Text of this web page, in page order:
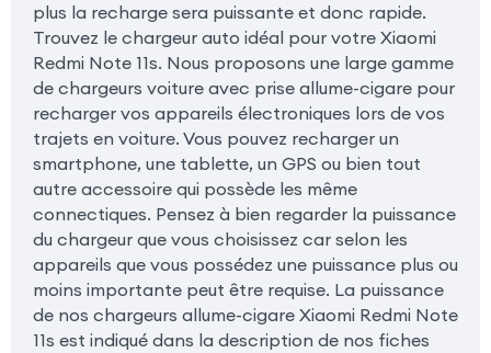
plus la recharge sera puissante et donc rapide.
Trouvez le chargeur auto idéal pour votre Xiaomi
Redmi Note 11s. Nous proposons une large gamme
de chargeurs voiture avec prise allume-cigare pour
recharger vos appareils électroniques lors de vos
trajets en voiture. Vous pouvez recharger un
smartphone, une tablette, un GPS ou bien tout
autre accessoire qui possède les même
connectiques. Pensez à bien regarder la puissance
du chargeur que vous choisissez car selon les
appareils que vous possédez une puissance plus ou
moins importante peut être requise. La puissance
de nos chargeurs allume-cigare Xiaomi Redmi Note
11s est indiqué dans la description de nos fiches